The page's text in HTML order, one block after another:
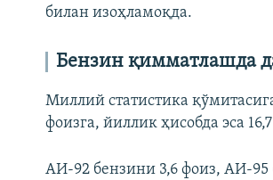
билан изоҳламоқда.
Бензин қимматлашда
Миллий статистика
фоизга, йиллик ҳисобда эса
АИ-92 бензини 3,6 фоиз, АИ-